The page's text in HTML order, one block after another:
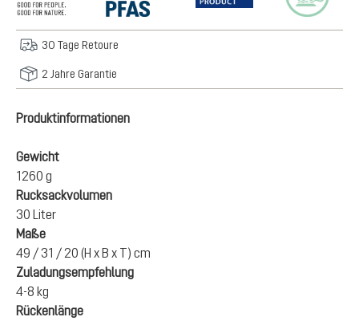
30 Tage Retoure
2 Jahre Garantie
Produktinformationen
Gewicht
1260 g
Rucksackvolumen
30 Liter
Maße
49 / 31 / 20 (H x B x T) cm
Zuladungsempfehlung
4-8 kg
Rückenlänge